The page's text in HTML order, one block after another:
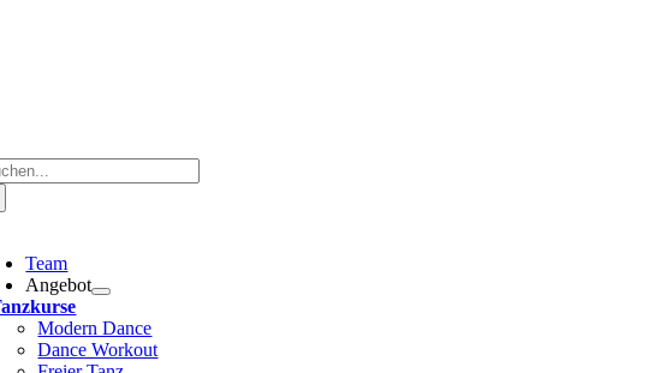
Team
Angebot
Modern Dance
Dance Workout